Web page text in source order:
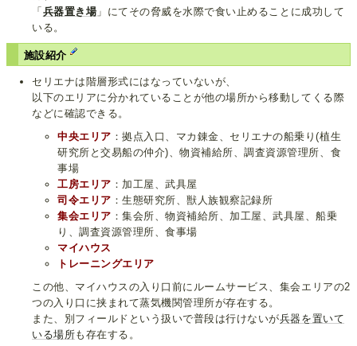
「 兵器置き場」にてその脅威を水際で食い止めることに成功して
いる。
施設紹介
セリエナは階層形式にはなっていないが、
以下のエリアに分かれていることが他の場所から移動してくる際
などに確認できる。
中央エリア ：拠点入口、マカ錬金、セリエナの船乗り(植生
研究所と交易船の仲介)、物資補給所、調査資源管理所、食
事場
工房エリア ：加工屋、武具屋
司令エリア ：生態研究所、獣人族観察記録所
集会エリア ：集会所、物資補給所、加工屋、武具屋、船乗
り、調査資源管理所、食事場
マイハウス
トレーニングエリア
この他、マイハウスの入り口前にルームサービス、集会エリアの2
つの入り口に挟まれて蒸気機関管理所が存在する。
また、別フィールドという扱いで普段は行けないが兵器を置いて
いる場所も存在する。